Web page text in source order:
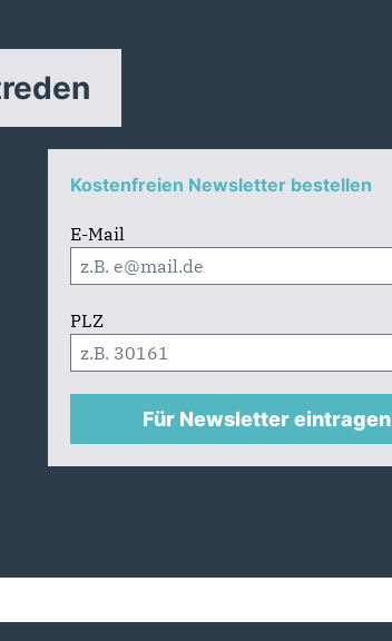
Kostenfreien Newsletter bestellen
E-Mail
PLZ
Für Newsletter eintragen